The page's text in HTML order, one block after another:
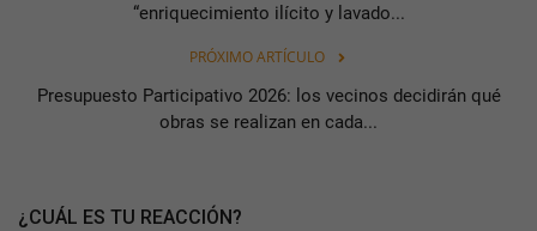
“enriquecimiento ilícito y lavado...
PRÓXIMO ARTÍCULO
Presupuesto Participativo 2026: los vecinos decidirán qué
obras se realizan en cada...
¿CUÁL ES TU REACCIÓN?